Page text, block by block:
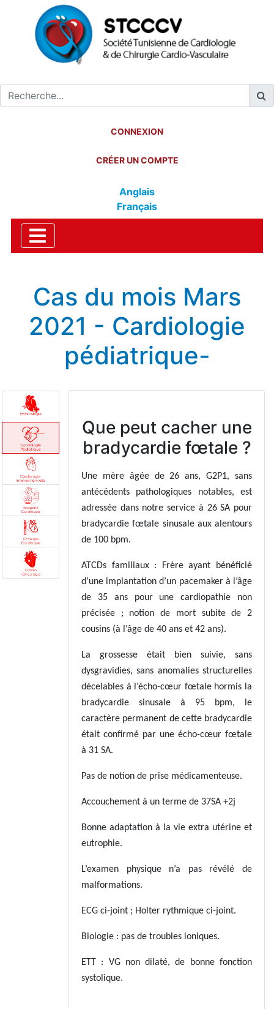
CONNEXION
CRÉER UN COMPTE
Anglais
Français
Cas du mois Mars
2021 - Cardiologie
pédiatrique-
Que peut cacher une
bradycardie fœtale ?
Une mère âgée de 26 ans, G2P1, sans
antécédents pathologiques notables, est
adressée dans notre service à 26 SA pour
bradycardie fœtale sinusale aux alentours
de 100 bpm.
ATCDs familiaux : Frère ayant bénéficié
d’une implantation d’un pacemaker à l’âge
de 35 ans pour une cardiopathie non
précisée ; notion de mort subite de 2
cousins (à l’âge de 40 ans et 42 ans).
La grossesse était bien suivie, sans
dysgravidies, sans anomalies structurelles
décelables à l’écho-cœur fœtale hormis la
bradycardie sinusale à 95 bpm, le
caractère permanent de cette bradycardie
était confirmé par une écho-cœur fœtale
à 31 SA.
Pas de notion de prise médicamenteuse.
Accouchement à un terme de 37SA +2j
Bonne adaptation à la vie extra utérine et
eutrophie.
L’examen physique n’a pas révélé de
malformations.
ECG ci-joint ; Holter rythmique ci-joint.
Biologie : pas de troubles ioniques.
ETT : VG non dilaté, de bonne fonction
systolique.